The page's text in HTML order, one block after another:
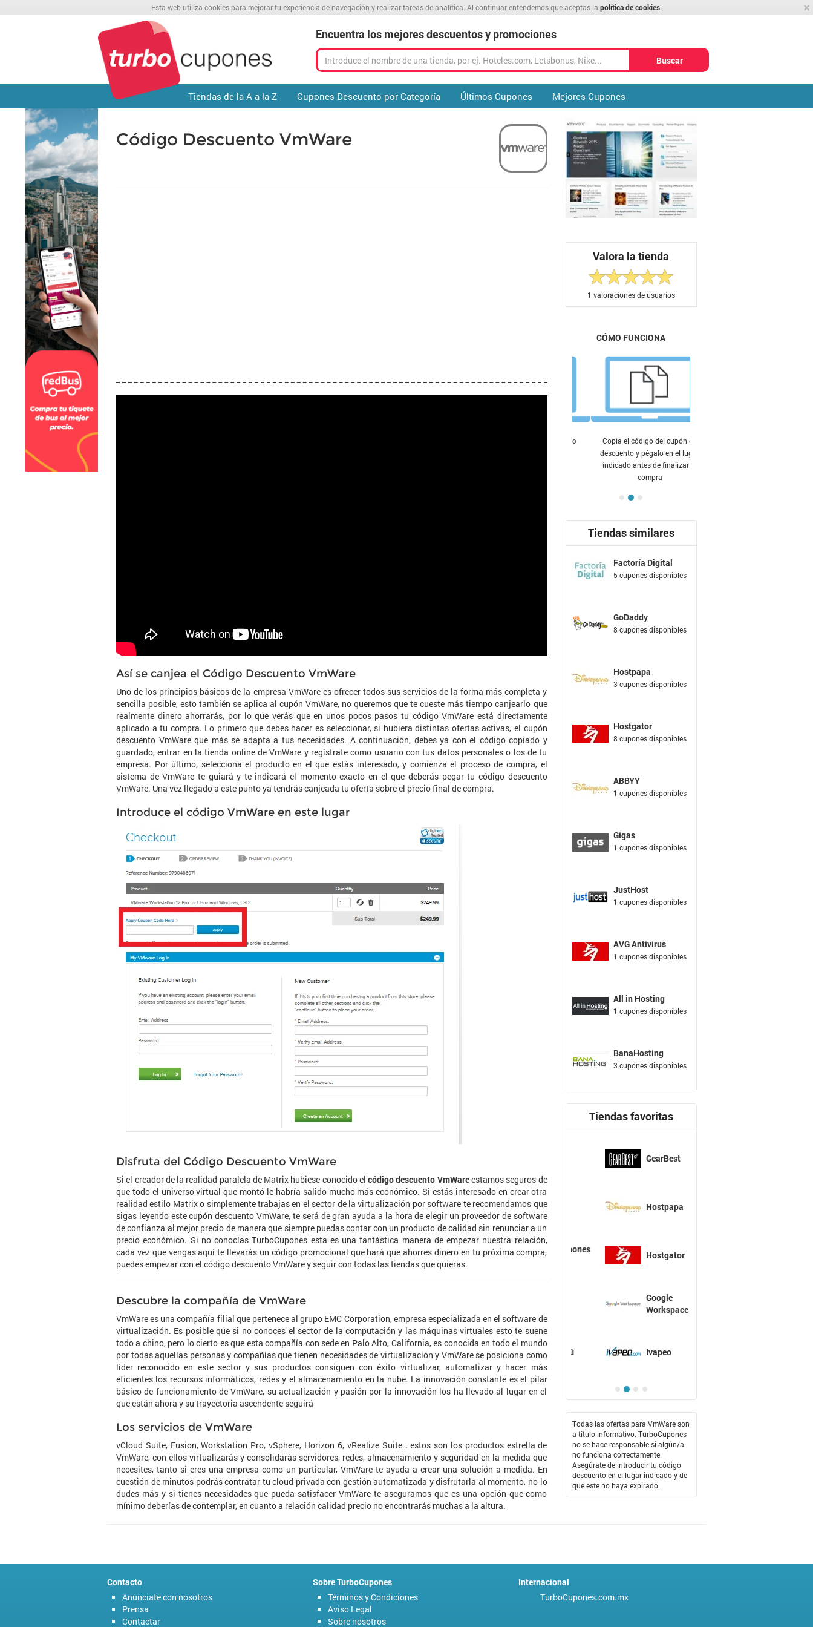
×
Esta web utiliza cookies para mejorar tu experiencia de navegación y realizar tareas de analítica. Al continuar entendemos que aceptas la política de cookies
Encuentra los mejores descuentos y promociones
Buscar
Tiendas de la A a la Z Cupones Descuento por Categoría Últimos Cupones Mejores Cupones
Código Descuento VmWare
Así se canjea el Código Descuento VmWare
Uno de los principios básicos de la empresa VmWare es ofrecer todos sus servicios de la forma más completa y
sencilla posible, esto también se aplica al cupón VmWare, no queremos que te cueste más tiempo canjearlo que
realmente dinero ahorrarás, por lo que verás que en unos pocos pasos tu código VmWare está directamente
aplicado a tu compra. Lo primero que debes hacer es seleccionar, si hubiera distintas ofertas activas, el cupón
descuento VmWare que más se adapta a tus necesidades. A continuación, debes ya con el código copiado y
guardado, entrar en la tienda online de VmWare y regístrate como usuario con tus datos personales o los de tu
empresa. Por último, selecciona el producto en el que estás interesado, y comienza el proceso de compra, el
sistema de VmWare te guiará y te indicará el momento exacto en el que deberás pegar tu código descuento
VmWare. Una vez llegado a este punto ya tendrás canjeada tu oferta sobre el precio final de compra.
Introduce el código VmWare en este lugar
Disfruta del Código Descuento VmWare
Si el creador de la realidad paralela de Matrix hubiese conocido elcódigo descuento VmWareestamos seguros de
que todo el universo virtual que montó le habría salido mucho más económico. Si estás interesado en crear otra
realidad estilo Matrix o simplemente trabajas en el sector de la virtualización por software te recomendamos que
sigas leyendo este cupón descuento VmWare, te será de gran ayuda a la hora de elegir un proveedor de software
de confianza al mejor precio de manera que siempre puedas contar con un producto de calidad sin renunciar a un
precio económico. Si no conocías TurboCupones esta es una fantástica manera de empezar nuestra relación,
cada vez que vengas aquí te llevarás un código promocional que hará que ahorres dinero en tu próxima compra,
puedes empezar con el código descuento VmWare y seguir con todas las tiendas que quieras.
Descubre la compañía de VmWare
VmWare es una compañía filial que pertenece al grupo EMC Corporation, empresa especializada en el software de
virtualización. Es posible que si no conoces el sector de la computación y las máquinas virtuales esto te suene
todo a chino, pero lo cierto es que esta compañía con sede en Palo Alto, California, es conocida en todo el mundo
por todas aquellas personas y compañías que tienen necesidades de virtualización y VmWare se posiciona como
líder reconocido en este sector y sus productos consiguen con éxito virtualizar, automatizar y hacer más
eficientes los recursos informáticos, redes y el almacenamiento en la nube. La innovación constante es el pilar
básico de funcionamiento de VmWare, su actualización y pasión por la innovación los ha llevado al lugar en el
que están ahora y su trayectoria ascendente seguirá
Los servicios de VmWare
vCloud Suite, Fusion, Workstation Pro, vSphere, Horizon 6, vRealize Suite… estos son los productos estrella de
VmWare, con ellos virtualizarás y consolidarás servidores, redes, almacenamiento y seguridad en la medida que
necesites, tanto si eres una empresa como un particular, VmWare te ayuda a crear una solución a medida. En
cuestión de minutos podrás contratar tu cloud privada con gestión automatizada y disfrutarla al momento, no lo
dudes más y si tienes necesidades que pueda satisfacer VmWare te aseguramos que es una opción que como
mínimo deberías de contemplar, en cuanto a relación calidad precio no encontrarás muchas a la altura.
Valora la tienda
1 valoraciones de usuarios
CÓMO FUNCIONA
Copia el código del cupón de
descuento y pégalo en el lugar
indicado antes de finalizar tu
compra
Tiendas similares
Factoría Digital
5 cupones disponibles
GoDaddy
8 cupones disponibles
Hostpapa
3 cupones disponibles
Hostgator
8 cupones disponibles
ABBYY
1 cupones disponibles
Gigas
1 cupones disponibles
JustHost
1 cupones disponibles
AVG Antivirus
1 cupones disponibles
All in Hosting
1 cupones disponibles
BanaHosting
3 cupones disponibles
Tiendas favoritas
GearBest
Hostpapa
Hostgator
Workspace
Ivapeo
Todas las ofertas para VmWare son
a título informativo. TurboCupones
no se hace responsable si algún/a
no funciona correctamente.
Asegúrate de introducir tu código
descuento en el lugar indicado y de
que este no haya expirado.
Contacto
Anúnciate con nosotros
Prensa
Contactar
Sobre TurboCupones
Términos y Condiciones
Aviso Legal
Sobre nosotros
Internacional
TurboCupones.com.mx